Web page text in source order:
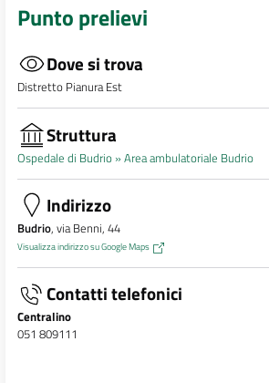
Punto prelievi
Dove si trova
Distretto Pianura Est
Struttura
Ospedale di Budrio »Area ambulatoriale Budrio
Indirizzo
Budrio, via Benni, 44
Visualizza indirizzo su Google Maps
Contatti telefonici
Centralino
051 809111